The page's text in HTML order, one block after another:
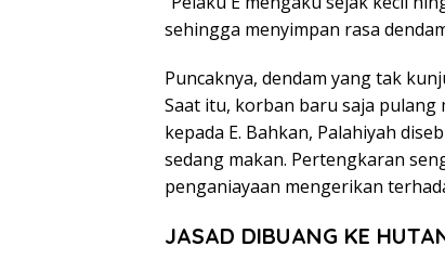
sehingga menyimpan rasa
Puncaknya, dendam yang tak
Saat itu, korban baru saja
kepada E. Bahkan, Palahiyah
sedang makan. Pertengkaran
penganiayaan mengerikan
JASAD DIBUANG KE